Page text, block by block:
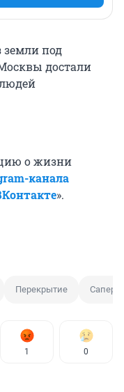
земли под
достали
о жизни
канала
».
Перекрытие Сапер
1 0